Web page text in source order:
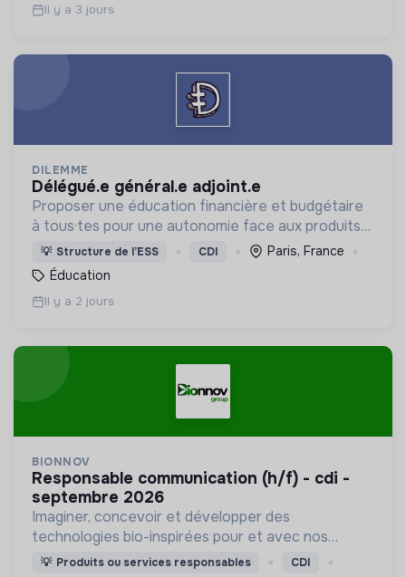
Il y a 3 jours
DILEMME
délégué.e général.e adjoint.e
Proposer une éducation financière et budgétaire
à tous·tes pour une autonomie face aux produits
financiers, bancaires et assurantiels et briser le
tabou autour de l'argent.
💡 Structure de l’ESS CDI
Paris, France
Éducation
Il y a 2 jours
BIONNOV
responsable communication (h/f) - cdi -
septembre 2026
Imaginer, concevoir et développer des
technologies bio-inspirées pour et avec nos
clients industriels
💡 Produits ou services responsables CDI